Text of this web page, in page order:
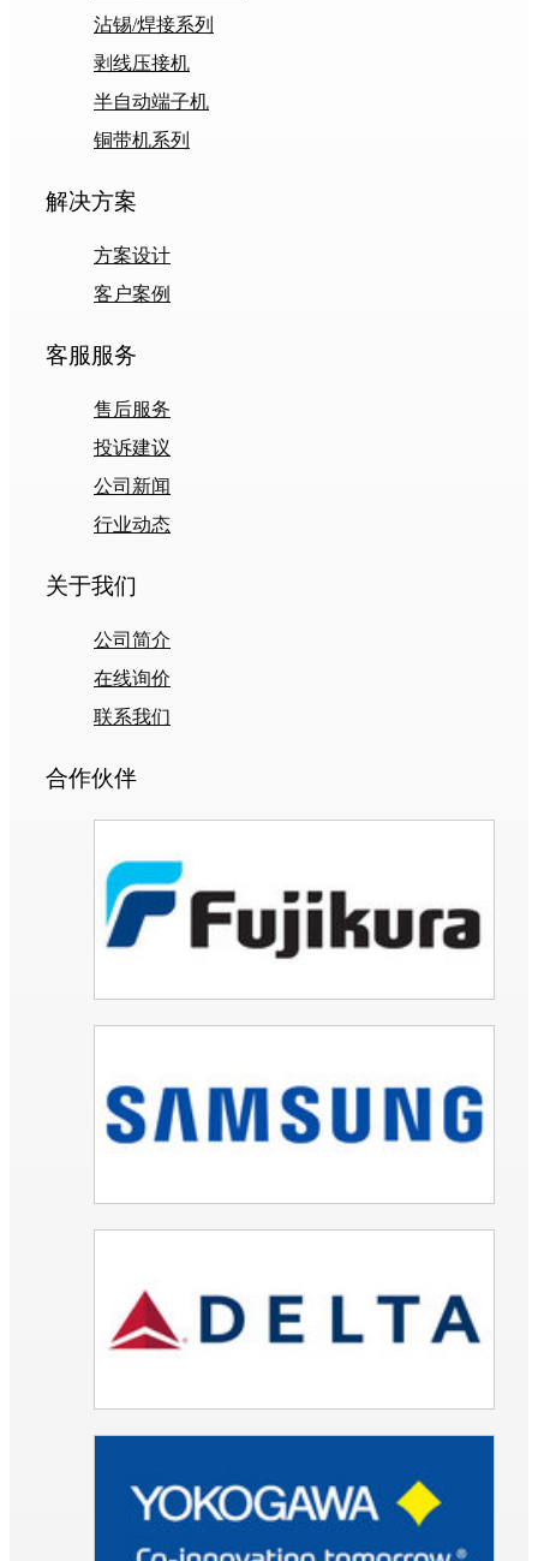
沾锡/焊接系列
剥线压接机
半自动端子机
铜带机系列
解决方案
方案设计
客户案例
客服服务
售后服务
投诉建议
公司新闻
行业动态
关于我们
公司简介
在线询价
联系我们
合作伙伴